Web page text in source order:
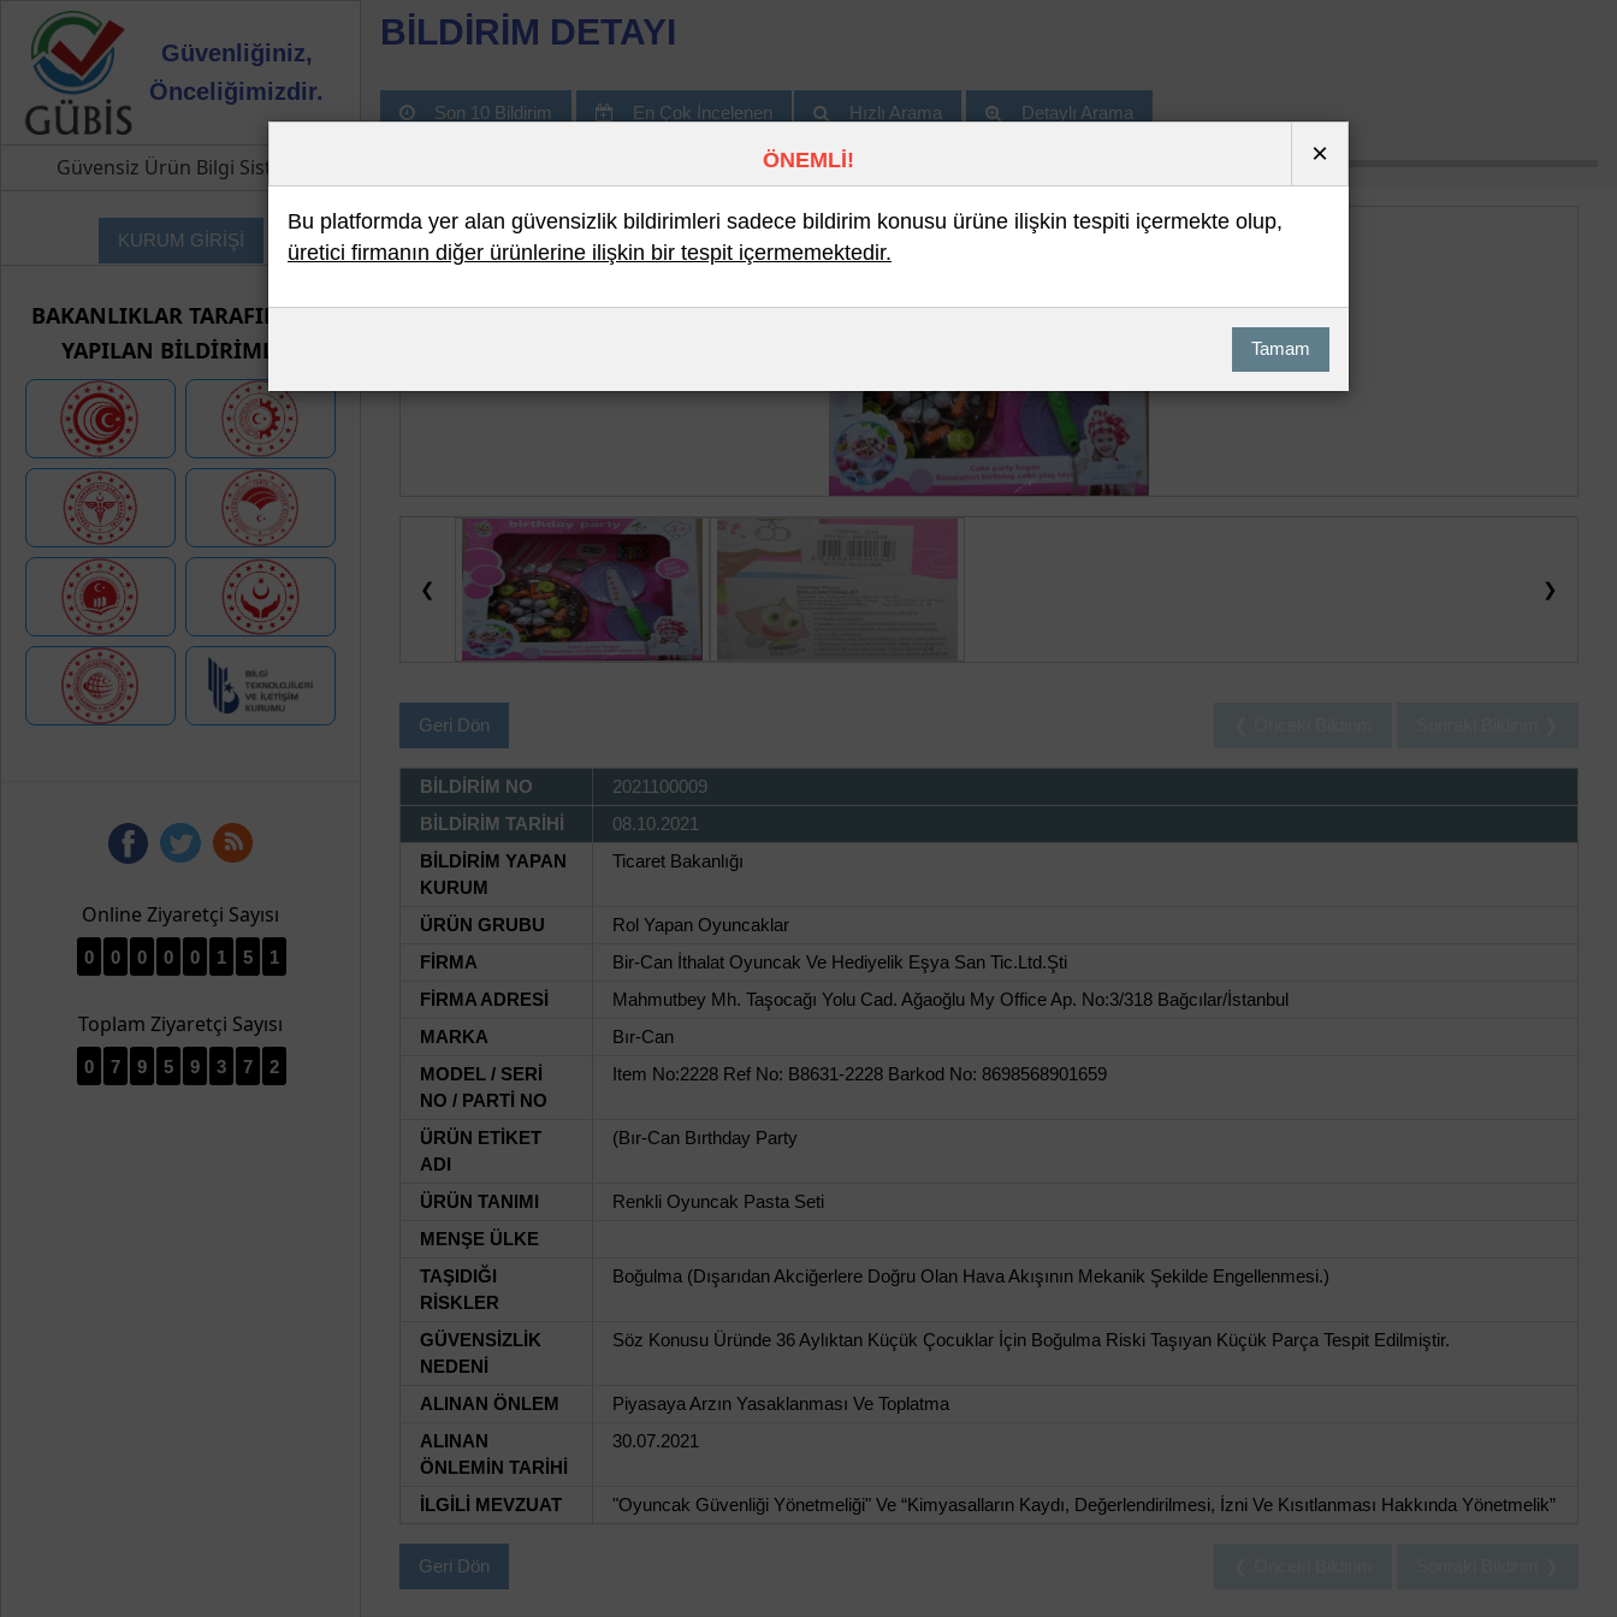
Güvenliğiniz,
Önceliğimizdir.
Güvensiz Ürün Bilgi Sistemi
KURUM GİRİŞİ
BAKANLIKLAR TARAFINDAN
YAPILAN BİLDİRİMLER
Online Ziyaretçi Sayısı
0 0 0 0 0 1 5 1
Toplam Ziyaretçi Sayısı
0 7 9 5 9 3 7 2
BİLDİRİM DETAYI
Son 10 Bildirim En Çok İncelenen Hızlı Arama Detaylı Arama
❮ ❯
Geri Dön
BİLDİRİM NO
2021100009
BİLDİRİM TARİHİ
08.10.2021
BİLDİRİM YAPAN
KURUM
Ticaret Bakanlığı
ÜRÜN GRUBU
Rol Yapan Oyuncaklar
FİRMA
Bir-Can İthalat Oyuncak Ve Hediyelik Eşya San Tic.Ltd.Şti
FİRMA ADRESİ
Mahmutbey Mh. Taşocağı Yolu Cad. Ağaoğlu My Office Ap. No:3/318 Bağcılar/İstanbul
MARKA
Bır-Can
MODEL / SERİ
NO / PARTİ NO
Item No:2228 Ref No: B8631-2228 Barkod No: 8698568901659
ÜRÜN ETİKET
ADI
(Bır-Can Bırthday Party
ÜRÜN TANIMI
Renkli Oyuncak Pasta Seti
MENŞE ÜLKE
TAŞIDIĞI
RİSKLER
Boğulma (Dışarıdan Akciğerlere Doğru Olan Hava Akışının Mekanik Şekilde Engellenmesi.)
GÜVENSİZLİK
NEDENİ
Söz Konusu Üründe 36 Aylıktan Küçük Çocuklar İçin Boğulma Riski Taşıyan Küçük Parça Tespit Edilmiştir.
ALINAN ÖNLEM
Piyasaya Arzın Yasaklanması Ve Toplatma
ALINAN
ÖNLEMİN TARİHİ
30.07.2021
İLGİLİ MEVZUAT "Oyuncak Güvenliği Yönetmeliği" Ve “Kimyasalların Kaydı, Değerlendirilmesi, İzni Ve Kısıtlanması Hakkında Yönetmelik”
Geri Dön
ÖNEMLİ! ×
Bu platformda yer alan güvensizlik bildirimleri sadece bildirim konusu ürüne ilişkin tespiti içermekte olup,
üretici firmanın diğer ürünlerine ilişkin bir tespit içermemektedir.
Tamam